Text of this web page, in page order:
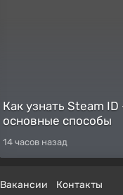
Как узнать Steam
основные способы
14 часов назад
Вакансии Контакты